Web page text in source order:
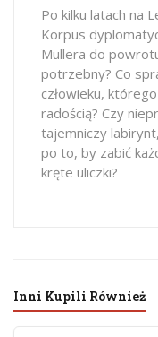
Po kilku latach na
Korpus
Mullera do
potrzebny? Co
człowieku,
radością? Czy
tajemniczy
po to, by zabić
kręte uliczki?
Inni Kupili Również